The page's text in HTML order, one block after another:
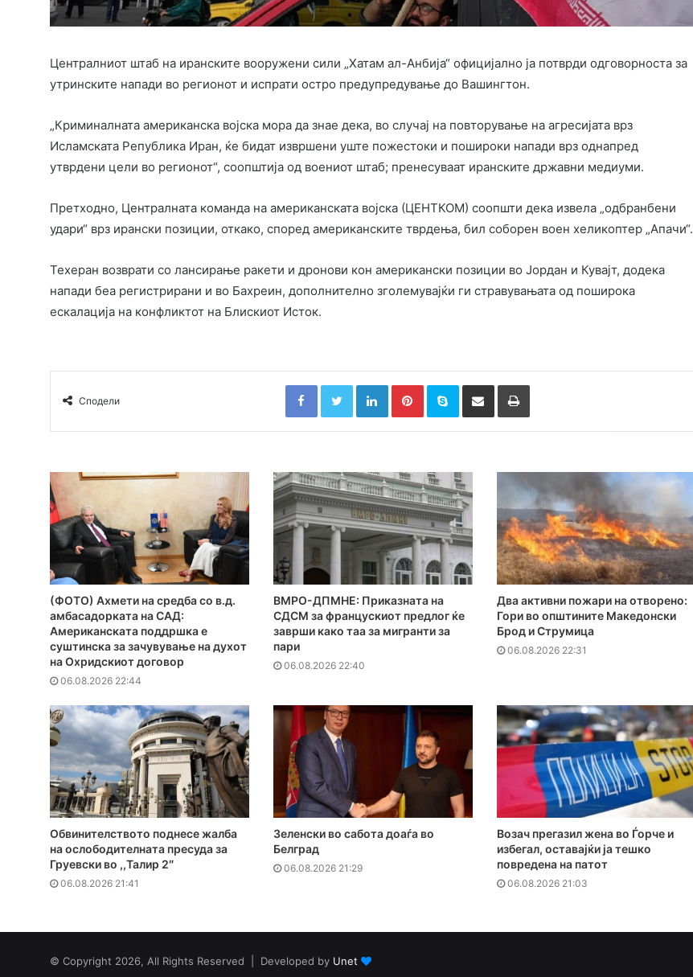
Централниот штаб на иранските вооружени сили „Хатам ал-Анбија“ официјално ја потврди одговорноста за
утринските напади во регионот и испрати остро предупредување до Вашингтон.
„Криминалната американска војска мора да знае дека, во случај на повторување на агресијата врз
Исламската Република Иран, ќе бидат извршени уште пожестоки и пошироки напади врз однапред
утврдени цели во регионот“, соопштија од воениот штаб; пренесуваат иранските државни медиуми.
Претходно, Централната команда на американската војска (ЦЕНТКОМ) соопшти дека извела „одбранбени
удари“ врз ирански позиции, откако, според американските тврдења, бил соборен воен хеликоптер „Апачи“.
Техеран возврати со лансирање ракети и дронови кон американски позиции во Јордан и Кувајт, додека
напади беа регистрирани и во Бахреин, дополнително зголемувајќи ги стравувањата од поширока
ескалација на конфликтот на Блискиот Исток.
Сподели
FacebookTwitterLinkedInPinterestSkype Сподели преку Е-маил Испринтај
(ФОТО) Ахмети на средба со в.д.
амбасадорката на САД:
Американската поддршка е
суштинска за зачувување на духот
на Охридскиот договор
06.08.2026 22:44
ВМРО-ДПМНЕ: Приказната на
СДСМ за францускиот предлог ќе
заврши како таа за мигранти за
пари
06.08.2026 22:40
Два активни пожари на отворено:
Гори во општините Македонски
Брод и Струмица
06.08.2026 22:31
Обвинителството поднесе жалба
на ослободителната пресуда за
Груевски во ,,Талир 2″
06.08.2026 21:41
Зеленски во сабота доаѓа во
Белград
06.08.2026 21:29
Возач прегазил жена во Ѓорче и
избегал, оставајќи ја тешко
повредена на патот
06.08.2026 21:03
© Copyright 2026, All Rights Reserved | Developed by Unet